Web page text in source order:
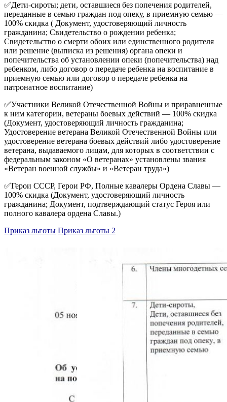
✅Дети-сироты; дети, оставшиеся без попечения родителей,
переданные в семью граждан под опеку, в приемную семью —
100% скидка ( Документ, удостоверяющий личность
гражданина; Свидетельство о рождении ребенка;
Свидетельство о смерти обоих или единственного родителя
или решение (выписка из решения) органа опеки и
попечительства об установлении опеки (попечительства) над
ребенком, либо договор о передаче ребенка на воспитание в
приемную семью или договор о передаче ребенка на
патронатное воспитание)
✅Участники Великой Отечественной Войны и приравненные
к ним категории, ветераны боевых действий — 100% скидка
(Документ, удостоверяющий личность гражданина;
Удостоверение ветерана Великой Отечественной Войны или
удостоверение ветерана боевых действий либо удостоверение
ветерана, выдаваемого лицам, для которых в соответствии с
федеральным законом «О ветеранах» установлены звания
«Ветеран военной службы» и «Ветеран труда»)
✅Герои СССР, Герои РФ, Полные кавалеры Ордена Славы —
100% скидка (Документ, удостоверяющий личность
гражданина; Документ, подтверждающий статус Героя или
полного кавалера ордена Славы.)
Приказ льготы Приказ льготы 2